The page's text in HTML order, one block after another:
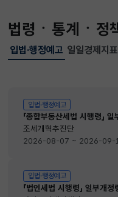
법령ㆍ통계ㆍ정
입법·행정예고
선택됨
입법·행정예고
입법·행정예고
「종합부동산세법 시행령」
조세개혁추진단
2026-08-07 ~ 2026-09-
입법·행정예고
「법인세법 시행령」 일부개
일일경제지표